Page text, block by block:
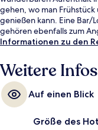
gehen, wo man
genießen kann. Eine Bar/
gehören ebenfalls zum
Informationen zu den
Weitere
Auf einen Blick
Größe des